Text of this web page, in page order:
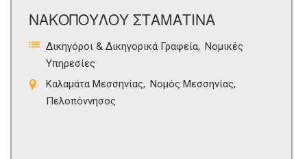
ΝΑΚΟΠΟΥΛΟΥ ΣΤΑΜΑΤΙΝΑ
Δικηγόροι & Δικηγορικά Γραφεία Νομικές
Υπηρεσίες
Καλαμάτα Μεσσηνίας
Νομός Μεσσηνίας
Πελοπόννησος